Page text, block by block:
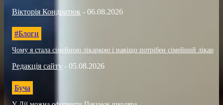
Вікторія Кондратюк - 06.08.2026
#Блоги
Чому я стала сімейною лікаркою і навіщо потрібен сімейний лікар
Редакція сайту - 05.08.2026
Буча